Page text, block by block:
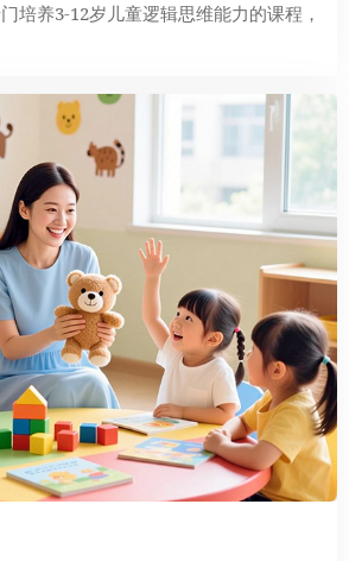
培养3-12岁儿童逻辑思维能力的课程，